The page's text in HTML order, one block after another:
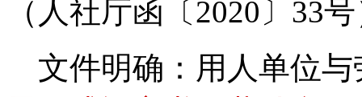
（人社厅函〔2020〕33
文件明确：用人单位